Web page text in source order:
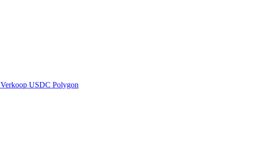
Verkoop USDC Polygon